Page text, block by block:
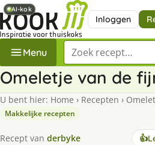
Inloggen
Menu Zoek een recept
Omeletje van de
U bent hier: Home › Recepten ›
Makkelijke recepten
Recept van derbyke 👍
AI-kok
AI-kok